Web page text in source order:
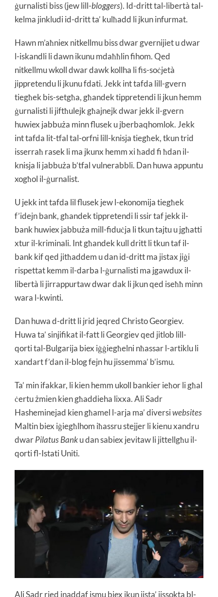
ġurnalisti biss (jew lill-bloggers). Id-dritt tal-libertà tal-
kelma jinkludi id-dritt ta’ kulħadd li jkun infurmat.
Hawn m’aħniex nitkellmu biss dwar gvernijiet u dwar
l-iskandli li dawn ikunu mdaħħlin fihom. Qed
nitkellmu wkoll dwar dawk kollha li fis-soċjetà
jippretendu li jkunu fdati. Jekk int tafda lill-gvern
tiegħek bis-setgħa, għandek tippretendi li jkun hemm
ġurnalisti li jiftħulejk għajnejk dwar jekk il-gvern
huwiex jabbuża minn flusek u jberbaqhomlok. Jekk
int tafda lit-tfal tal-orfni lill-knisja tiegħek, tkun trid
isserraħ rasek li ma jkunx hemm xi ħadd fi ħdan il-
knisja li jabbuża b’tfal vulnerabbli. Dan huwa appuntu
xogħol il-ġurnalist.
U jekk int tafda lil flusek jew l-ekonomija tiegħek
f’idejn bank, għandek tippretendi li ssir taf jekk il-
bank huwiex jabbuża mill-fiduċja li tkun tajtu u jgħatti
xtur il-kriminali. Int għandek kull dritt li tkun taf il-
bank kif qed jitħaddem u dan id-dritt ma jistax jiġi
rispettat kemm il-darba l-ġurnalisti ma jgawdux il-
libertà li jirrappurtaw dwar dak li jkun qed iseħħ minn
wara l-kwinti.
Dan huwa d-dritt li jrid jeqred Christo Georgiev.
Huwa ta’ sinjifikat il-fatt li Georgiev qed jitlob lill-
qorti tal-Bulgarija biex iġġiegħelni nħassar l-artiklu li
xandart f’dan il-blog fejn hu jissemma’ b’ismu.
Ta’ min ifakkar, li kien hemm ukoll bankier ieħor li għal
ċertu żmien kien għaddieha lixxa. Ali Sadr
Hasheminejad kien għamel l-arja ma’ diversiwebsites
Maltin biex iġiegħlhom iħassru stejjer li kienu xandru
dwarPilatus Banku dan sabiex jevitaw li jittellgħu il-
qorti fl-Istati Uniti.
Ali Sadr ried inaddaf ismu biex ikun jista’ jissokta bl-